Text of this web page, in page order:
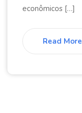
econômicos […]
Read More